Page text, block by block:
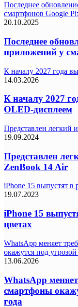
Последнее
смартфонов Google
20.10.2025
Последнее
приложений у
К началу 2027 года
14.03.2026
К началу 2027
OLED-дисплеем
Представлен легкий
19.09.2024
Представлен
ZenBook 14 Air
iPhone 15 выпустят в
19.07.2023
iPhone 15
цветах
WhatsApp меняет
окажутся под
13.06.2026
WhatsApp
смартфоны
года